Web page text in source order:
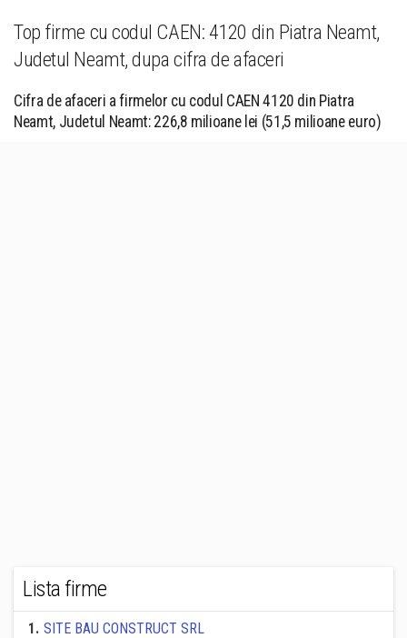
Top firme cu codul CAEN: 4120 din Piatra Neamt,
Judetul Neamt, dupa cifra de afaceri
Cifra de afaceri a firmelor cu codul CAEN 4120 din Piatra
Neamt, Judetul Neamt: 226,8 milioane lei (51,5 milioane euro)
Lista firme
1. SITE BAU CONSTRUCT SRL